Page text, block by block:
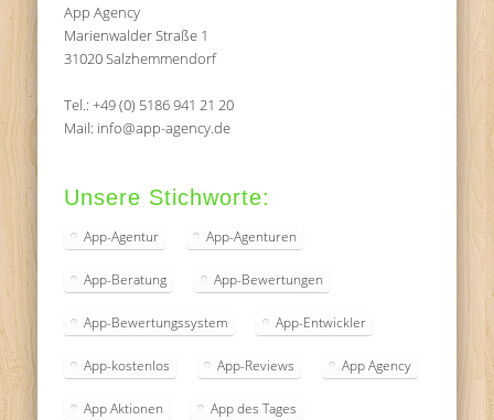
App Agency
Marienwalder Straße 1
31020 Salzhemmendorf
Tel.: +49 (0) 5186 941 21 20
Mail: info@app-agency.de
Unsere Stichworte:
App-Agentur App-Agenturen
App-Beratung App-Bewertungen
App-Bewertungssystem App-Entwickler
App-kostenlos App-Reviews App Agency
App Aktionen App des Tages